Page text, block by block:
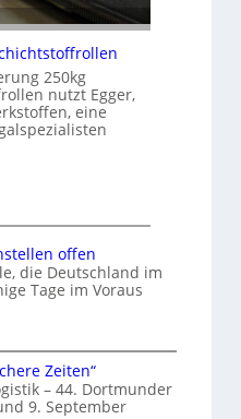
250kg
nutzt Egger,
eine
offen
die Deutschland im
Tage im Voraus
Zeiten“
– 44. Dortmunder
9. September